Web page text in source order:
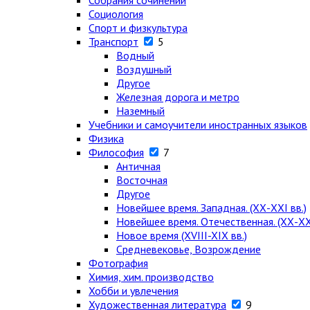
Социология
Спорт и физкультура
Транспорт
5
Водный
Воздушный
Другое
Железная дорога и метро
Наземный
Учебники и самоучители иностранных языков
Физика
Философия
7
Античная
Восточная
Другое
Новейшее время. Западная. (ХХ-ХХI вв.)
Новейшее время. Отечественная. (ХХ-
Новое время (XVIII-XIX вв.)
Средневековье, Возрождение
Фотография
Химия, хим. производство
Хобби и увлечения
Художественная литература
9